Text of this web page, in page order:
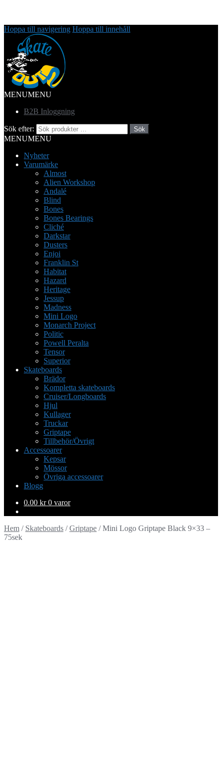
Hoppa till navigering Hoppa till innehåll
MENUMENU
B2B Inloggning
Sök efter: Sök
MENUMENU
Nyheter
Varumärke
Almost
Alien Workshop
Andalé
Blind
Bones
Bones Bearings
Cliché
Darkstar
Dusters
Enjoi
Franklin St
Habitat
Hazard
Heritage
Jessup
Madness
Mini Logo
Monarch Project
Politic
Powell Peralta
Tensor
Superior
Skateboards
Brädor
Kompletta skateboards
Cruiser/Longboards
Hjul
Kullager
Truckar
Griptape
Tillbehör/Övrigt
Accessoarer
Kepsar
Mössor
Övriga accessoarer
Blogg
0.00 kr 0 varor
Hem / Skateboards /Griptape /Mini Logo Griptape Black 9×33 –
75sek